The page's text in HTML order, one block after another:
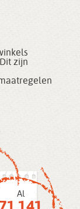
zijn
Al